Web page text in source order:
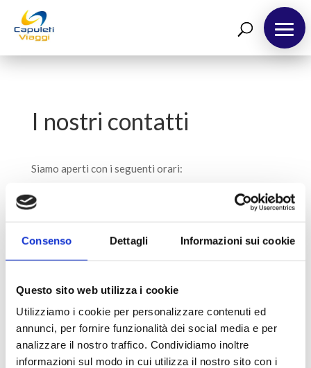
Consenso Dettagli Informazioni sui cookie
Questo sito web utilizza i cookie
Utilizziamo i cookie per personalizzare contenuti ed
annunci, per fornire funzionalità dei social media e per
analizzare il nostro traffico. Condividiamo inoltre
informazioni sul modo in cui utilizza il nostro sito con i
Richiedi Preventivo
I nostri contatti
Siamo aperti con i seguenti orari:
Da lunedì a venerdì
Mattino: 09:30 – 13:30 / Pomeriggio: 15.30 – 19:30
Sabato
preventivi@capuletiviaggi.it